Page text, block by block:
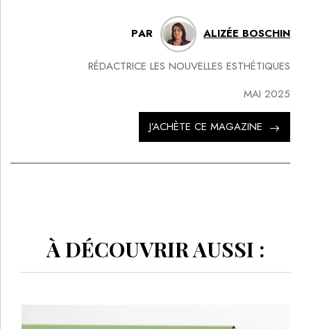
PAR ALIZÉE BOSCHIN
RÉDACTRICE LES NOUVELLES ESTHÉTIQUES
MAI 2025
J’ACHÈTE CE MAGAZINE
À DÉCOUVRIR AUSSI :